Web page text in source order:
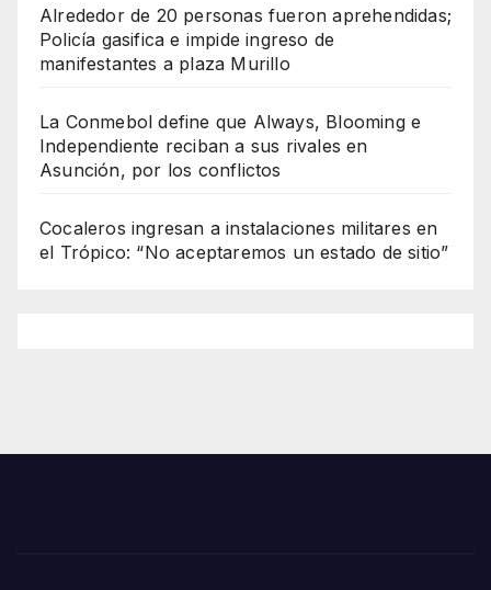
Alrededor de 20 personas fueron aprehendidas;
Policía gasifica e impide ingreso de
manifestantes a plaza Murillo
La Conmebol define que Always, Blooming e
Independiente reciban a sus rivales en
Asunción, por los conflictos
Cocaleros ingresan a instalaciones militares en
el Trópico: “No aceptaremos un estado de sitio”